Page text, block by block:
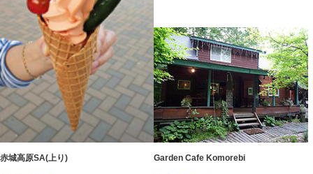
赤城高原SA(上り) Garden Cafe Komorebi